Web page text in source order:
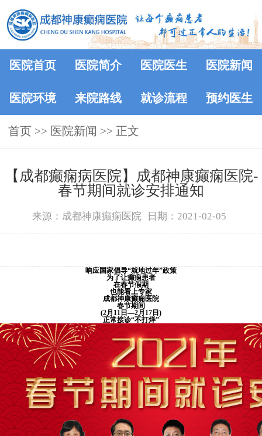
医院首页 医院简介 医院医生 医院新闻
医院环境 来院路线 就诊流程 预约医生
首页 >> 医院新闻 >> 正文
【成都癫痫病医院】成都神康癫痫医院-
春节期间就诊安排通知
来源：成都神康癫痫医院 日期：2021-02-05
响应国家倡导“就地过年”政策
为了让癫痫患者
在春节假期
也能看上专家
成都神康癫痫医院
春节期间
(2月11日—2月17日)
正常接诊“不打烊”